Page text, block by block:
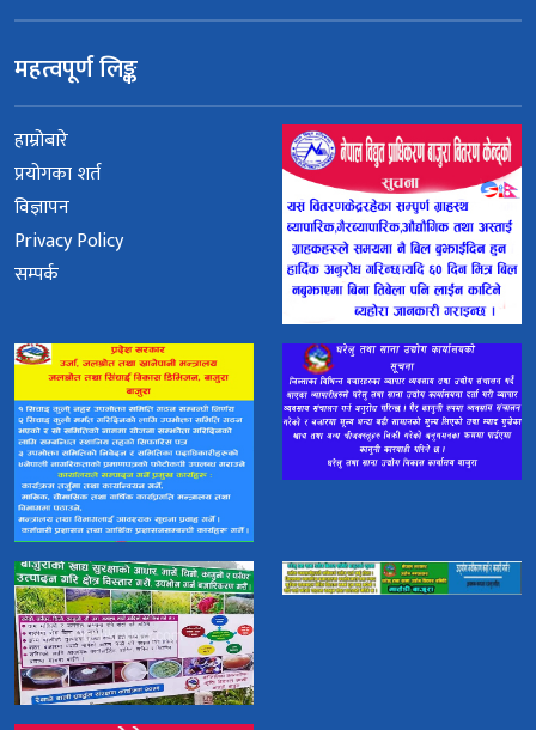
महत्वपूर्ण लिङ्क
हाम्रोबारे
प्रयोगका शर्त
विज्ञापन
Privacy Policy
सम्पर्क